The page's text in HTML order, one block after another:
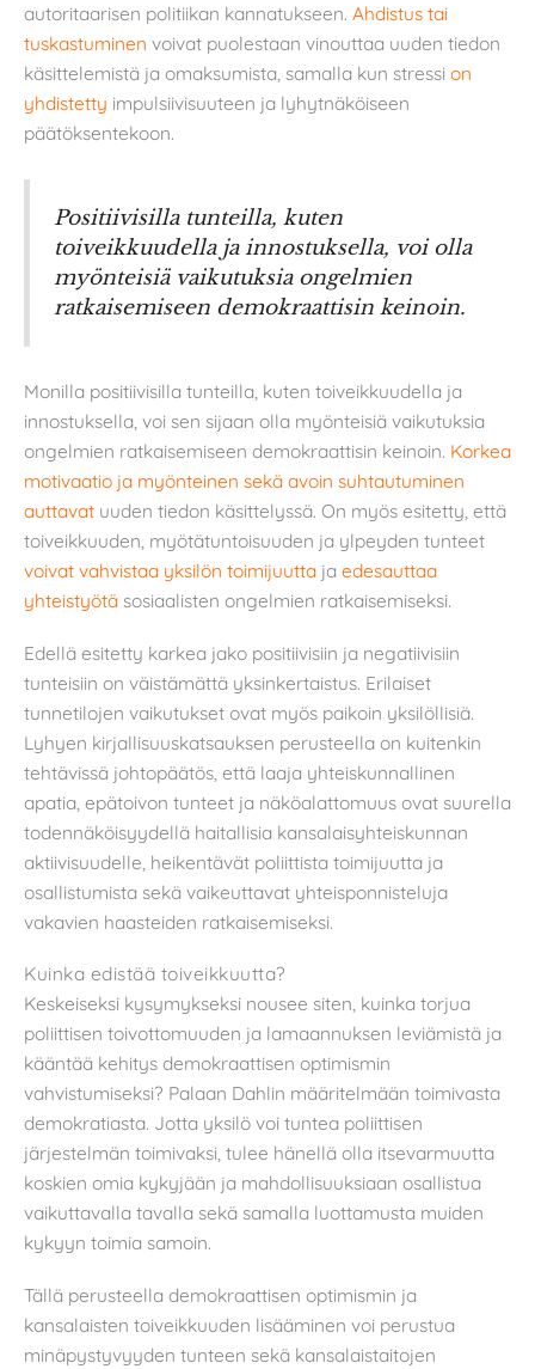
autoritaarisen politiikan kannatukseen. Ahdistus tai
tuskastuminen voivat puolestaan vinouttaa uuden tiedon
käsittelemistä ja omaksumista, samalla kun stressi on
yhdistetty impulsiivisuuteen ja lyhytnäköiseen
päätöksentekoon.
Positiivisilla tunteilla, kuten
toiveikkuudella ja innostuksella, voi olla
myönteisiä vaikutuksia ongelmien
ratkaisemiseen demokraattisin keinoin.
Monilla positiivisilla tunteilla, kuten toiveikkuudella ja
innostuksella, voi sen sijaan olla myönteisiä vaikutuksia
ongelmien ratkaisemiseen demokraattisin keinoin. Korkea
motivaatio ja myönteinen sekä avoin suhtautuminen
auttavat uuden tiedon käsittelyssä. On myös esitetty, että
toiveikkuuden, myötätuntoisuuden ja ylpeyden tunteet
voivat vahvistaa yksilön toimijuutta ja edesauttaa
yhteistyötä sosiaalisten ongelmien ratkaisemiseksi.
Edellä esitetty karkea jako positiivisiin ja negatiivisiin
tunteisiin on väistämättä yksinkertaistus. Erilaiset
tunnetilojen vaikutukset ovat myös paikoin yksilöllisiä.
Lyhyen kirjallisuuskatsauksen perusteella on kuitenkin
tehtävissä johtopäätös, että laaja yhteiskunnallinen
apatia, epätoivon tunteet ja näköalattomuus ovat suurella
todennäköisyydellä haitallisia kansalaisyhteiskunnan
aktiivisuudelle, heikentävät poliittista toimijuutta ja
osallistumista sekä vaikeuttavat yhteisponnisteluja
vakavien haasteiden ratkaisemiseksi.
Kuinka edistää toiveikkuutta?
Keskeiseksi kysymykseksi nousee siten, kuinka torjua
poliittisen toivottomuuden ja lamaannuksen leviämistä ja
kääntää kehitys demokraattisen optimismin
vahvistumiseksi? Palaan Dahlin määritelmään toimivasta
demokratiasta. Jotta yksilö voi tuntea poliittisen
järjestelmän toimivaksi, tulee hänellä olla itsevarmuutta
koskien omia kykyjään ja mahdollisuuksiaan osallistua
vaikuttavalla tavalla sekä samalla luottamusta muiden
kykyyn toimia samoin.
Tällä perusteella demokraattisen optimismin ja
kansalaisten toiveikkuuden lisääminen voi perustua
minäpystyvyyden tunteen sekä kansalaistaitojen